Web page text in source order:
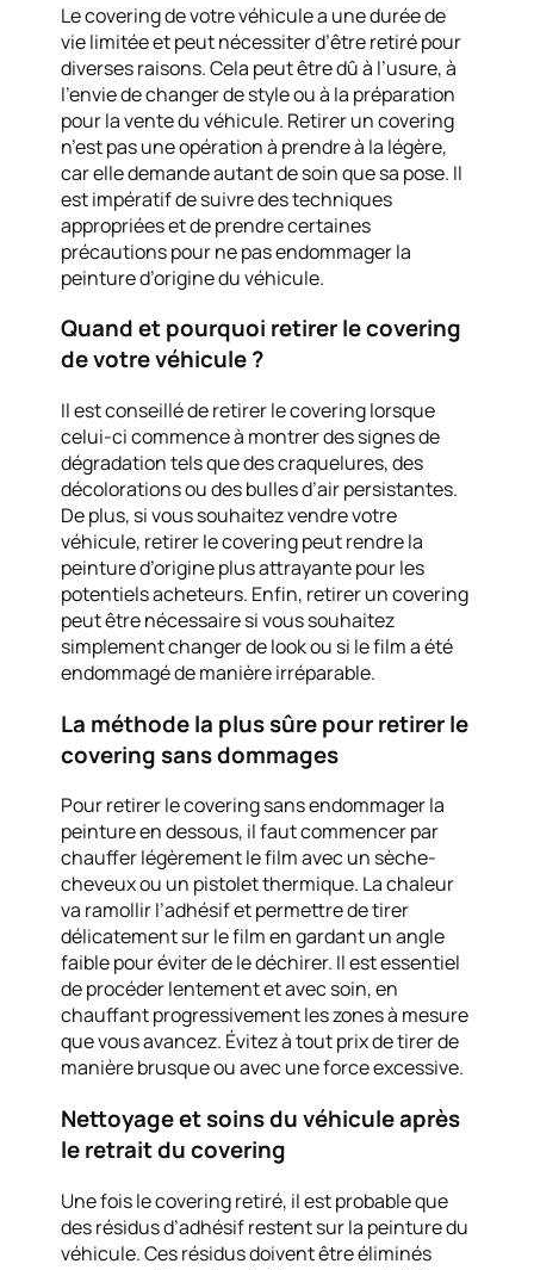
Le covering de votre véhicule a une durée de
vie limitée et peut nécessiter d’être retiré pour
diverses raisons. Cela peut être dû à l’usure, à
l’envie de changer de style ou à la préparation
pour la vente du véhicule. Retirer un covering
n’est pas une opération à prendre à la légère,
car elle demande autant de soin que sa pose. Il
est impératif de suivre des techniques
appropriées et de prendre certaines
précautions pour ne pas endommager la
peinture d’origine du véhicule.
Quand et pourquoi retirer le covering
de votre véhicule ?
Il est conseillé de retirer le covering lorsque
celui-ci commence à montrer des signes de
dégradation tels que des craquelures, des
décolorations ou des bulles d’air persistantes.
De plus, si vous souhaitez vendre votre
véhicule, retirer le covering peut rendre la
peinture d’origine plus attrayante pour les
potentiels acheteurs. Enfin, retirer un covering
peut être nécessaire si vous souhaitez
simplement changer de look ou si le film a été
endommagé de manière irréparable.
La méthode la plus sûre pour retirer le
covering sans dommages
Pour retirer le covering sans endommager la
peinture en dessous, il faut commencer par
chauffer légèrement le film avec un sèche-
cheveux ou un pistolet thermique. La chaleur
va ramollir l’adhésif et permettre de tirer
délicatement sur le film en gardant un angle
faible pour éviter de le déchirer. Il est essentiel
de procéder lentement et avec soin, en
chauffant progressivement les zones à mesure
que vous avancez. Évitez à tout prix de tirer de
manière brusque ou avec une force excessive.
Nettoyage et soins du véhicule après
le retrait du covering
Une fois le covering retiré, il est probable que
des résidus d’adhésif restent sur la peinture du
véhicule. Ces résidus doivent être éliminés